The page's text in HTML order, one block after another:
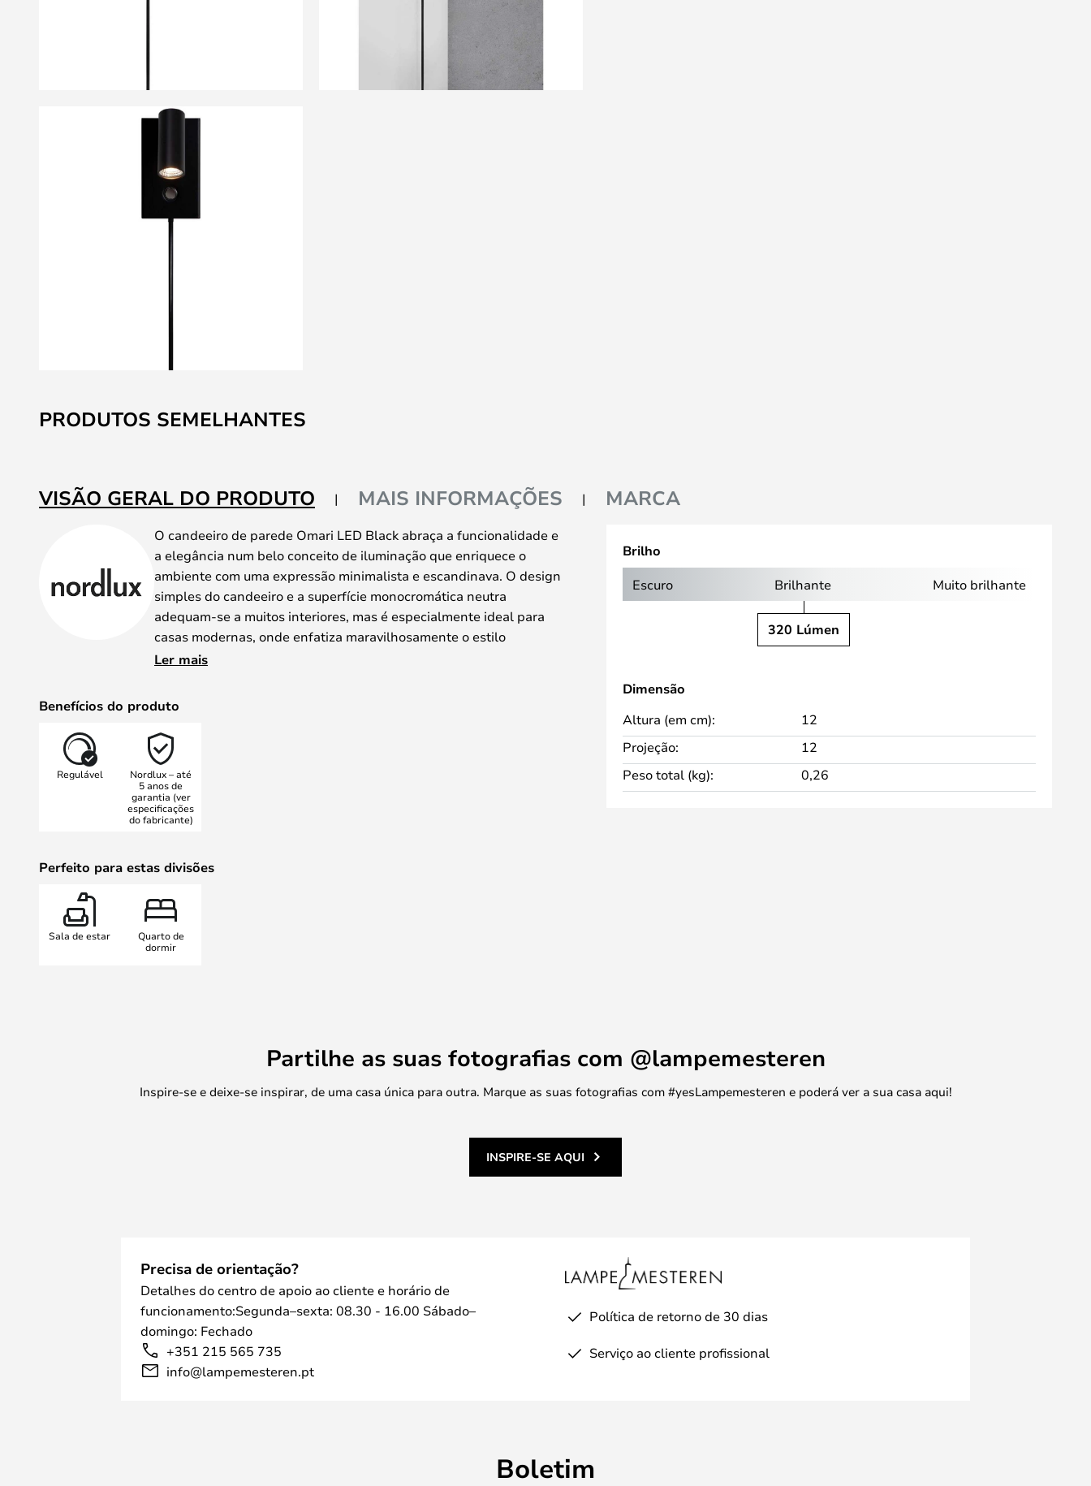
para
o
Galeria
de
PRODUTOS SEMELHANTES
VISÃO GERAL DO PRODUTO MAIS INFORMAÇÕES MARCA
O candeeiro de parede Omari LED Black abraça a funcionalidade e
a elegância num belo conceito de iluminação que enriquece o
ambiente com uma expressão minimalista e escandinava. O design
simples do candeeiro e a superfície monocromática neutra
adequam-se a muitos interiores, mas é especialmente ideal para
casas modernas, onde enfatiza maravilhosamente o estilo
existente.
cilíndrico que emite uma luz focada. Uma vantagem aqui é que a
luz para realçar as partes desejadas da divisão.
Como o candeeiro tem uma função de regulação de intensidade
integrada, também pode ajustar a luminosidade de acordo com a
hora, o objectivo e a necessidade, para que tenha sempre a
iluminação certa na ponta dos dedos.
mesa, de chão, de parede, de tecto e candeeiros suspensos. Todos
branca.
Ler mais
Benefícios do produto
Regulável
Nordlux – até
5 anos de
garantia (ver
especificações
do fabricante)
Perfeito para estas divisões
Sala de estar
Quarto de
dormir
Brilho
Escuro Brilhante Muito brilhante
320 Lúmen
Dimensão
Altura (em cm):
12
Projeção:
12
Peso total (kg):
0,26
Partilhe as suas fotografias com @lampemesteren
Inspire-se e deixe-se inspirar, de uma casa única para outra. Marque as suas fotografias com #yesLampemesteren e poderá ver a sua casa aqui!
INSPIRE-SE AQUI
Precisa de orientação?
Detalhes do centro de apoio ao cliente e horário de
funcionamento:Segunda–sexta: 08.30 - 16.00 Sábado–
domingo: Fechado
+351 215 565 735
info@lampemesteren.pt
Política de retorno de 30 dias
Serviço ao cliente profissional
Boletim